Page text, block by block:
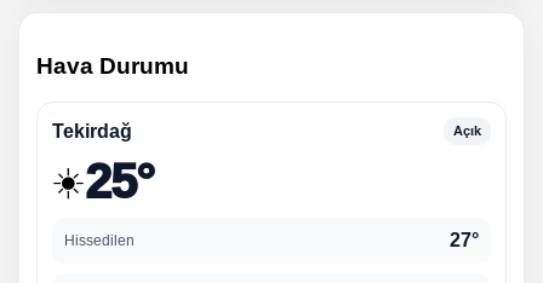
Hava Durumu
Tekirdağ Açık
☀️25°
Hissedilen 27°